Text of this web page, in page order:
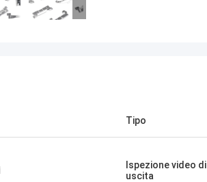
Tipo
Ispezione video di
uscita